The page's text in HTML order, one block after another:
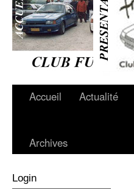
Accueil Actualité
Archives
Login